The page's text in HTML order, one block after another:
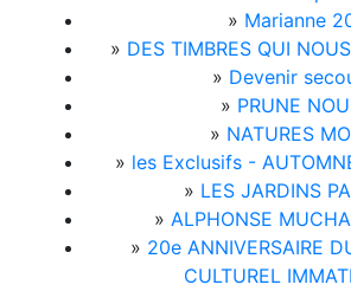
» Marianne
» DES TIMBRES QUI
» Devenir
» PRUNE
» NATURES
» les Exclusifs -
» LES JARDINS
» ALPHONSE
» 20e ANNIVERSAIRE
CULTUREL